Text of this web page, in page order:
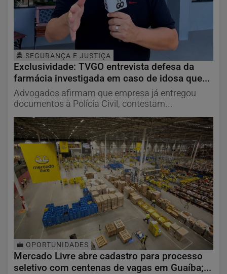
🚔 SEGURANÇA E JUSTIÇA
Exclusividade: TVGO entrevista defesa da
farmácia investigada em caso de idosa que...
Advogados afirmam que empresa já entregou
documentos à Polícia Civil, contestam...
💼 OPORTUNIDADES
Mercado Livre abre cadastro para processo
seletivo com centenas de vagas em Guaíba;...